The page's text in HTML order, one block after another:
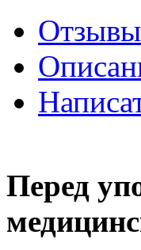
Отзывы
Перед